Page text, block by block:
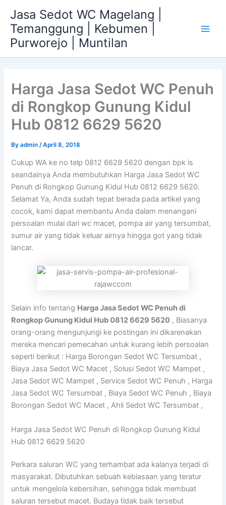
content
Jasa Sedot WC Magelang |
Temanggung | Kebumen |
Purworejo | Muntilan
Harga Jasa Sedot WC Penuh
di Rongkop Gunung Kidul
Hub 0812 6629 5620
Byadmin/April 8, 2018
Cukup WA ke no telp 0812 6629 5620 dengan bpk is
seandainya Anda membutuhkan Harga Jasa Sedot WC
Penuh di Rongkop Gunung Kidul Hub 0812 6629 5620.
Selamat Ya, Anda sudah tepat berada pada artikel yang
cocok, kami dapat membantu Anda dalam menangani
persoalan mulai dari wc macet, pompa air yang tersumbat,
sumur air yang tidak keluar airnya hingga got yang tidak
lancar.
Selain info tentang Harga Jasa Sedot WC Penuh di
Rongkop Gunung Kidul Hub 0812 6629 5620 , Biasanya
orang-orang mengunjungi ke postingan ini dikarenakan
mereka mencari pemecahan untuk kurang lebih persoalan
seperti berikut : Harga Borongan Sedot WC Tersumbat ,
Biaya Jasa Sedot WC Macet , Solusi Sedot WC Mampet ,
Jasa Sedot WC Mampet , Service Sedot WC Penuh , Harga
Jasa Sedot WC Tersumbat , Biaya Sedot WC Penuh , Biaya
Borongan Sedot WC Macet , Ahli Sedot WC Tersumbat ,
Harga Jasa Sedot WC Penuh di Rongkop Gunung Kidul
Hub 0812 6629 5620
Perkara saluran WC yang terhambat ada kalanya terjadi di
masyarakat. Dibutuhkan sebuah kebiasaan yang teratur
untuk mengelola kebersihan, sehingga tidak membuat
saluran tersebut macet. Budaya tidak baik tersebut